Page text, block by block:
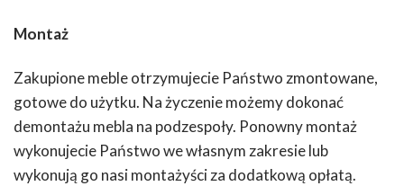
Montaż
Zakupione meble otrzymujecie Państwo zmontowane,
gotowe do użytku. Na życzenie możemy dokonać
demontażu mebla na podzespoły. Ponowny montaż
wykonujecie Państwo we własnym zakresie lub
wykonują go nasi montażyści za dodatkową opłatą.